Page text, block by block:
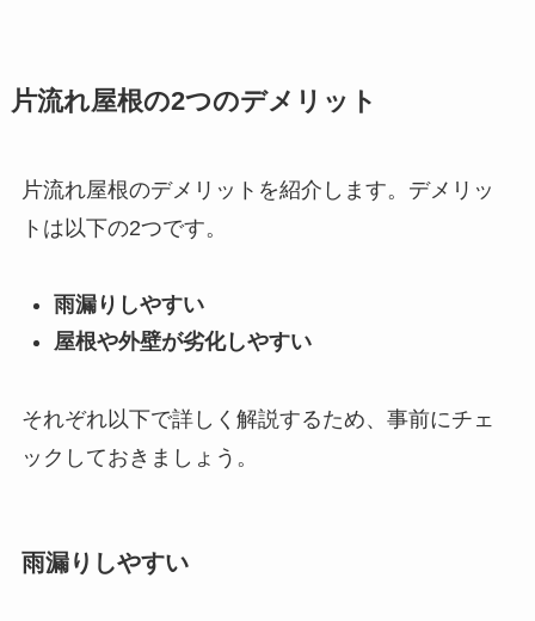
片流れ屋根の2つのデメリット
片流れ屋根のデメリットを紹介します。デメリッ
トは以下の2つです。
雨漏りしやすい
屋根や外壁が劣化しやすい
それぞれ以下で詳しく解説するため、事前にチェ
ックしておきましょう。
雨漏りしやすい